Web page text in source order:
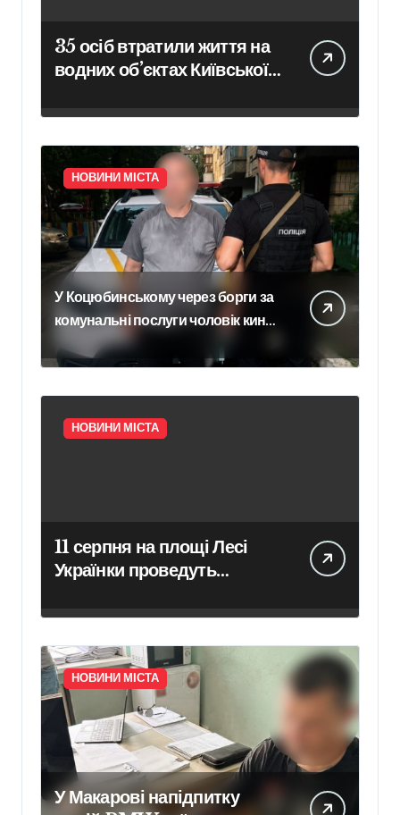
35 осіб втратили життя на
водних об’єктах Київської
НОВИНИ МІСТА
У Коцюбинському через борги за
комунальні послуги чоловік кинув
гранату в офіс підприємства
НОВИНИ МІСТА
11 серпня на площі Лесі
Українки проведуть
поетесі
НОВИНИ МІСТА
У Макарові напідпитку